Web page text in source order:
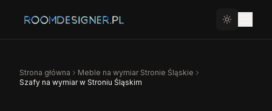
Strona główna Meble na wymiar Stronie Śląskie
Szafy na wymiar w Stroniu Śląskim